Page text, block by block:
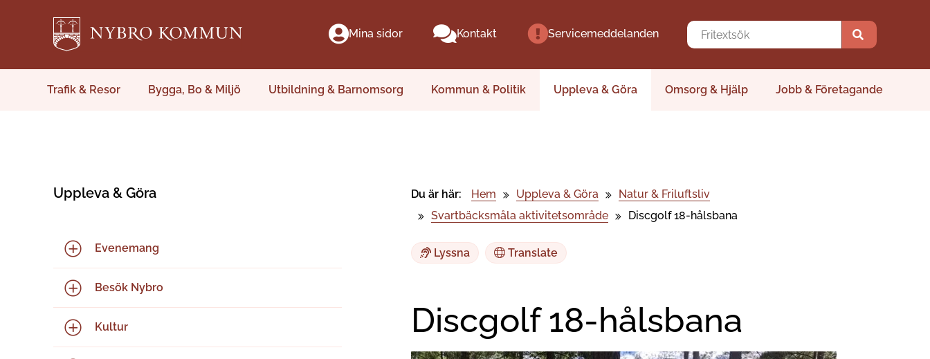
Mina sidor Kontakt Servicemeddelanden
Trafik & Resor Bygga, Bo & Miljö Utbildning & Barnomsorg Kommun & Politik Uppleva & Göra Omsorg & Hjälp Jobb & Företagande
Uppleva & Göra
Evenemang
Besök Nybro
Kultur
Du är här: Hem Uppleva & Göra
Natur & Friluftsliv
Svartbäcksmåla aktivitetsområde
Discgolf 18-hålsbana
Lyssna Translate
Discgolf 18-hålsbana